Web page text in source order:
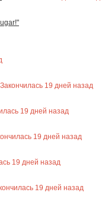
Закончилась 19 дней назад
19 дней назад
19 дней назад
19 дней назад
19 дней назад